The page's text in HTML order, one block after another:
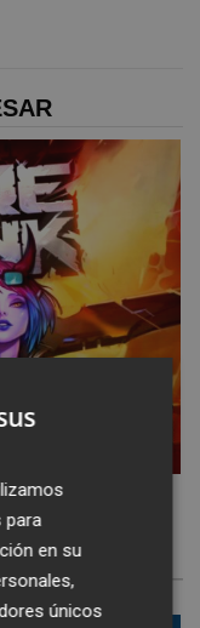
escuela
para
en su
únicos